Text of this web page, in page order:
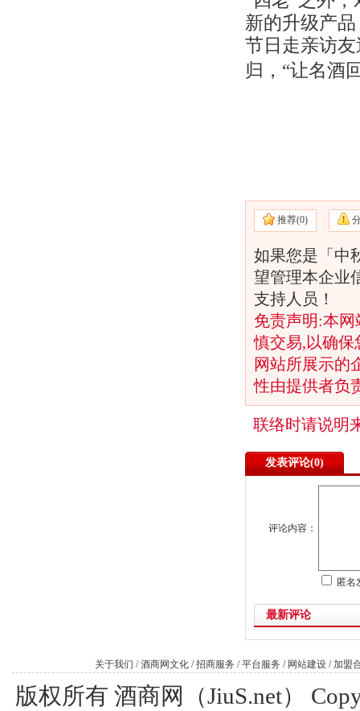
新的升级产
节日走亲访
归，“让名酒
推荐(0)
如果您是「中
望管理本企业
支持人员！
免责声明:本
慎交易,以确
网站所展示的
性由提供者负
联络时请说明
发表评论(0)
评论内容：
匿
最新评论
关于我们 /酒商网文化 /招商服务 /平台服务 / 网站建设 /加盟
版权所有 酒商网（JiuS.net）